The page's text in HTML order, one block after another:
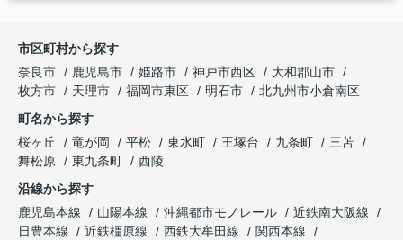
市区町村から探す
奈良市
鹿児島市 姫路市 神戸市西区
大和郡山市
枚方市
天理市 福岡市東区 明石市
北九州市小倉南区
町名から探す
桜ヶ丘
竜が岡 平松 東水町 王塚台 九条町
三苫
舞松原
東九条町
西陵
沿線から探す
鹿児島本線
山陽本線 沖縄都市モノレール
近鉄南大阪線
日豊本線
近鉄橿原線 西鉄大牟田線
関西本線